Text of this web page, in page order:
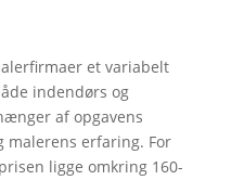
et variabelt
indendørs og
af opgavens
malerens erfaring. For
ligge omkring 160-